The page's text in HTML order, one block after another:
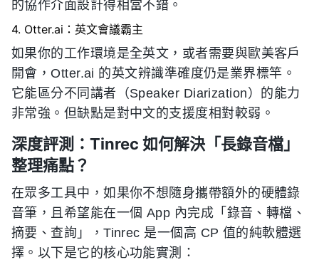
的協作介面設計得相當不錯。
4. Otter.ai：英文會議霸主
如果你的工作環境是全英文，或者需要與歐美客戶
開會，Otter.ai 的英文辨識準確度仍是業界標竿。
它能區分不同講者（Speaker Diarization）的能力
非常強。但缺點是對中文的支援度相對較弱。
深度評測：Tinrec 如何解決「長錄音檔」
整理痛點？
在眾多工具中，如果你不想隨身攜帶額外的硬體錄
音筆，且希望能在一個 App 內完成「錄音、轉檔、
摘要、查詢」，Tinrec 是一個高 CP 值的純軟體選
擇。以下是它的核心功能實測：